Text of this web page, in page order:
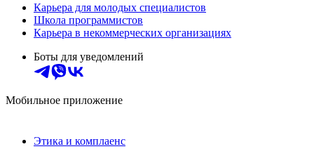
Карьера для молодых специалистов
Школа программистов
Карьера в некоммерческих организациях
Боты для уведомлений
Мобильное приложение
Этика и комплаенс